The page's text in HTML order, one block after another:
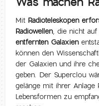
Mit Radioteleskopen
Radiowellen, die nicht
entfernten Galaxien
können den
der Galaxien und ihre
geben. Der Superclou
gelänge mit ihrer Anlage
Lebensformen zu